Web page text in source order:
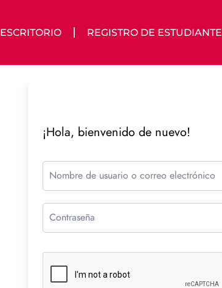
ESCRITORIO REGISTRO DE ESTUDIANTE
¡Hola, bienvenido de nuevo!